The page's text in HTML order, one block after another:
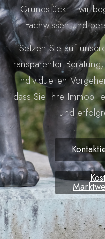
Grundstück – wir
Fachwissen und
Setzen Sie auf
transparenter
individuellen
dass Sie Ihre
und